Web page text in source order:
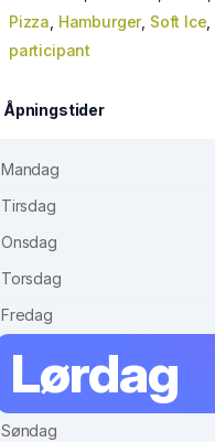
Pizza Hamburger, Soft Ice
participant
Åpningstider
Mandag
Tirsdag
Onsdag
Torsdag
Fredag
Lørdag
Søndag